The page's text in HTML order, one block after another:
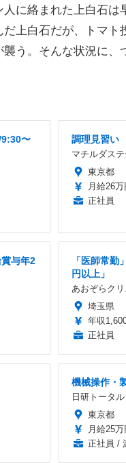
に絡まれた上白石
上白石だが、トマ
う。そんな状況に
9:30〜
調理見習い
マチルダス
東京都
月給26
正社員
与年2
「医師常
円以上」
あおぞらクリ
埼玉県
年収
正社員
機械操作・
日研トータ
東京都
月給25万
正社員 /